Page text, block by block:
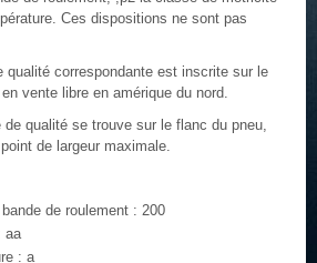
Ces dispositions ne sont pas
qualité correspondante est inscrite sur le
vente libre en amérique du nord.
de qualité se trouve sur le flanc du pneu,
de largeur maximale.
de roulement : 200
aa
: a